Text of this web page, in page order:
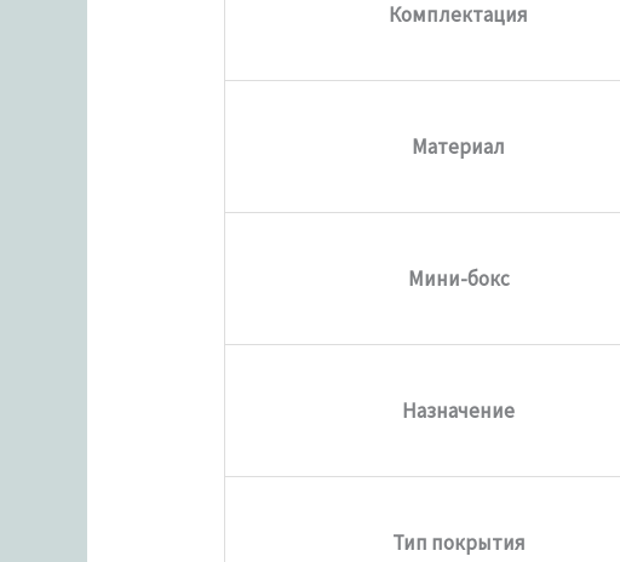
Комплектация
Материал
Мини-бокс
Назначение
Тип покрытия